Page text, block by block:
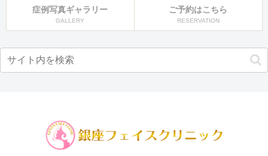
症例写真ギャラリー
GALLERY
ご予約はこちら
RESERVATION